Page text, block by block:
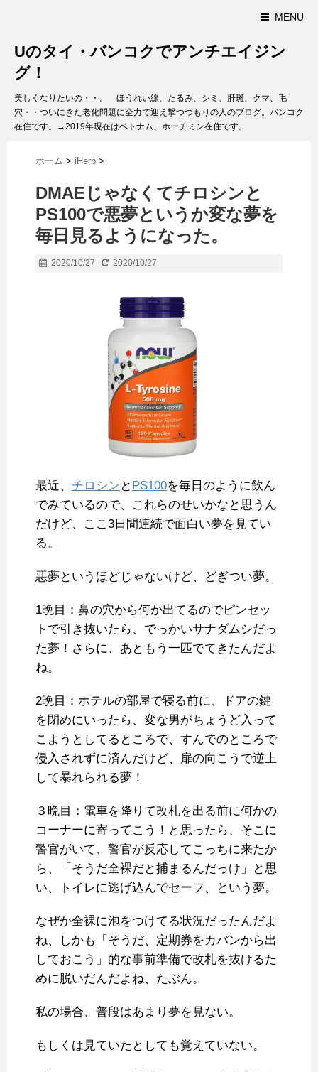
MENU
Uのタイ・バンコクでアンチエイジン
グ！
美しくなりたいの・・。 ほうれい線、たるみ、シミ、肝斑、クマ、毛
穴・・ついにきた老化問題に全力で迎え撃つつもりの人のブログ。バンコク
在住です。→2019年現在はベトナム、ホーチミン在住です。
ホーム > iHerb >
DMAEじゃなくてチロシンと
PS100で悪夢というか変な夢を
毎日見るようになった。
2020/10/27 2020/10/27
最近、 チロシン と PS100を毎日のように飲ん
でみているので、これらのせいかなと思うん
だけど、ここ3日間連続で面白い夢を見てい
る。
悪夢というほどじゃないけど、どぎつい夢。
1晩目：鼻の穴から何か出てるのでピンセッ
トで引き抜いたら、でっかいサナダムシだっ
た夢！さらに、あともう一匹でてきたんだよ
ね。
2晩目：ホテルの部屋で寝る前に、ドアの鍵
を閉めにいったら、変な男がちょうど入って
こようとしてるところで、すんでのところで
侵入されずに済んだけど、扉の向こうで逆上
して暴れられる夢！
３晩目：電車を降りて改札を出る前に何かの
コーナーに寄ってこう！と思ったら、そこに
警官がいて、警官が反応してこっちに来たか
ら、「そうだ全裸だと捕まるんだっけ」と思
い、トイレに逃げ込んでセーフ、という夢。
なぜか全裸に泡をつけてる状況だったんだよ
ね、しかも「そうだ、定期券をカバンから出
しておこう」的な事前準備で改札を抜けるた
めに脱いだんだよね、たぶん。
私の場合、普段はあまり夢を見ない。
もしくは見ていたとしても覚えていない。